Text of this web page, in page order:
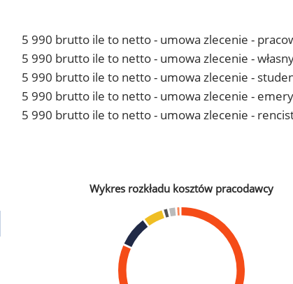
5 990 brutto ile to netto - umowa zlecenie -
5 990 brutto ile to netto - umowa zlecenie -
5 990 brutto ile to netto - umowa zlecenie -
5 990 brutto ile to netto - umowa zlecenie -
5 990 brutto ile to netto - umowa zlecenie -
Wykres rozkładu kosztów pracodawcy